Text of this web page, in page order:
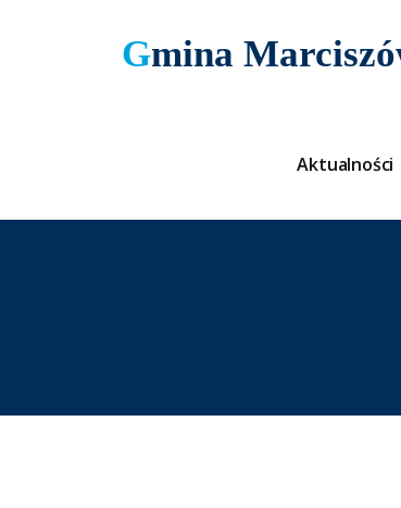
Gmina
Aktualności